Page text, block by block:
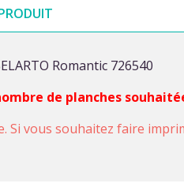
Romantic 726540
de planches
Si vous souhaitez faire